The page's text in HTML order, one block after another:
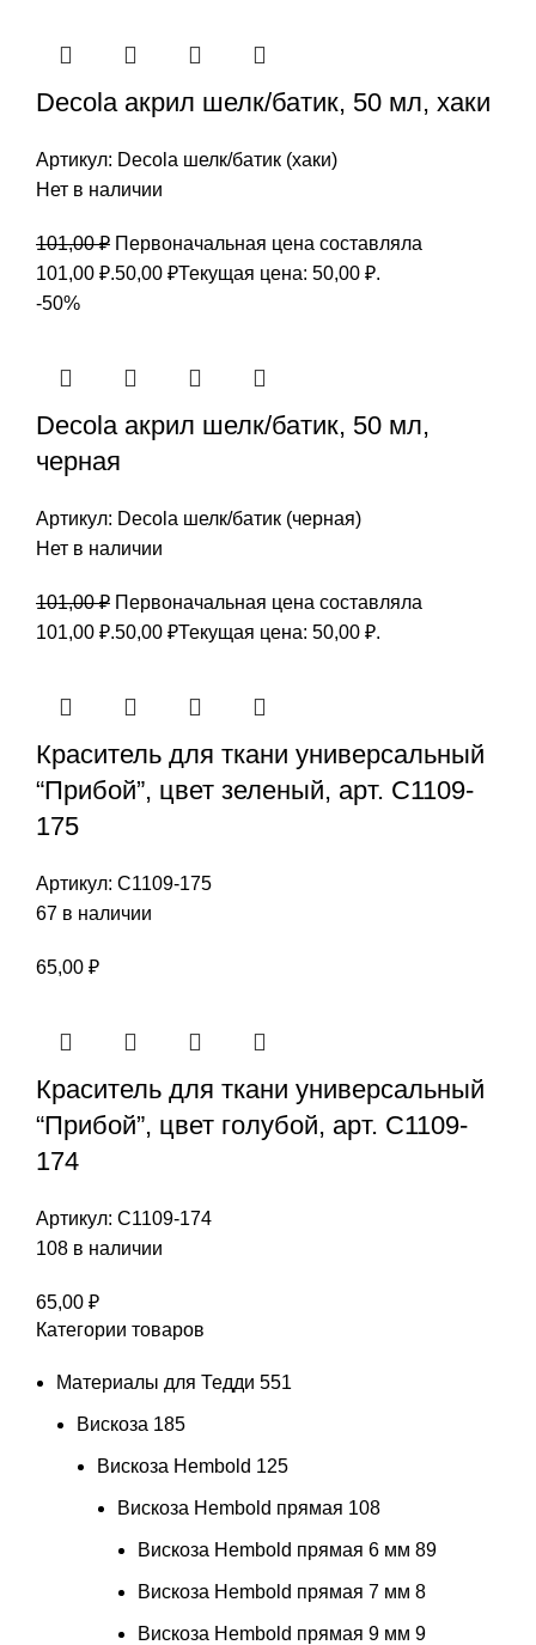
Decola акрил шелк/батик, 50 мл, хаки
Артикул: Decola шелк/батик (хаки)
Нет в наличии
101,00₽ Первоначальная цена составляла
101,00 ₽.50,00 ₽Текущая цена: 50,00 ₽.
-50%
Decola акрил шелк/батик, 50 мл,
черная
Артикул: Decola шелк/батик (черная)
Нет в наличии
101,00₽ Первоначальная цена составляла
101,00 ₽.50,00 ₽Текущая цена: 50,00 ₽.
Краситель для ткани универсальный
“Прибой”, цвет зеленый, арт. С1109-
175
Артикул: С1109-175
67 в наличии
65,00 ₽
Краситель для ткани универсальный
“Прибой”, цвет голубой, арт. С1109-
174
Артикул: С1109-174
108 в наличии
65,00 ₽
Категории товаров
Материалы для Тедди 551
Вискоза 185
Вискоза Hembold 125
Вискоза Hembold прямая 108
Вискоза Hembold прямая 6 мм 89
Вискоза Hembold прямая 7 мм 8
Вискоза Hembold прямая 9 мм 9